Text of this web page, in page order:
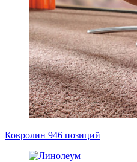
Ковролин 946 позиций